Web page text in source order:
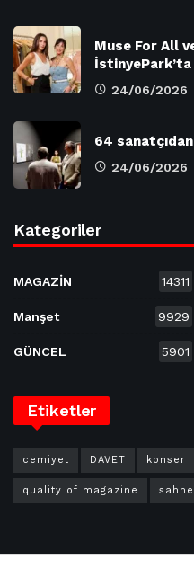
Muse For All
İstinyePark’ta
24/06/2026
64 sanatçıdan
24/06/2026
Kategoriler
MAGAZİN 14311
Manşet 9929
GÜNCEL 5901
Etiketler
cemiyet DAVET konser
quality of magazine sahne